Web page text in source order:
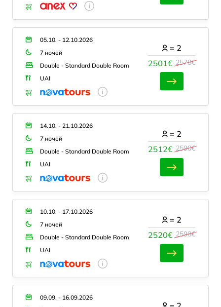
05.10. - 12.10.2026
7 ночей
Double - Standard Double Room
UAI
2501€ 2578€
= 2
14.10. - 21.10.2026
7 ночей
Double - Standard Double Room
UAI
2512€ 2590€
= 2
10.10. - 17.10.2026
7 ночей
Double - Standard Double Room
UAI
2520€ 2598€
= 2
09.09. - 16.09.2026